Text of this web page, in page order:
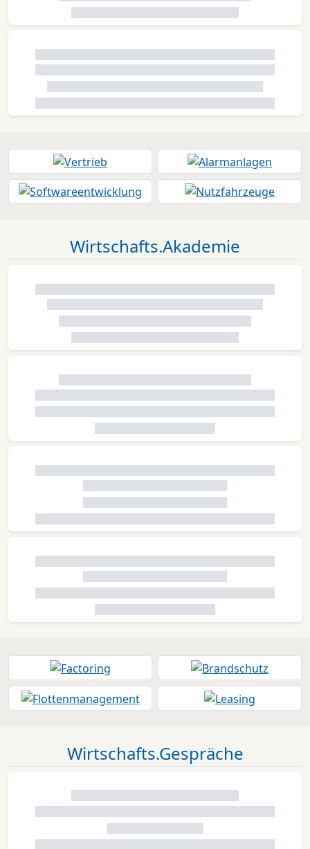
Wirtschafts.Akademie
Wirtschafts.Gespräche